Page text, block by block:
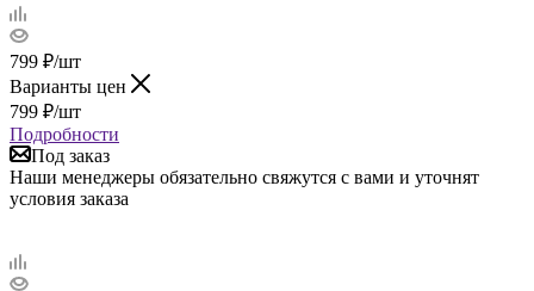
799 ₽/шт
Варианты цен
799 ₽/шт
Подробности
Под заказ
Наши менеджеры обязательно свяжутся с вами и уточнят
условия заказа